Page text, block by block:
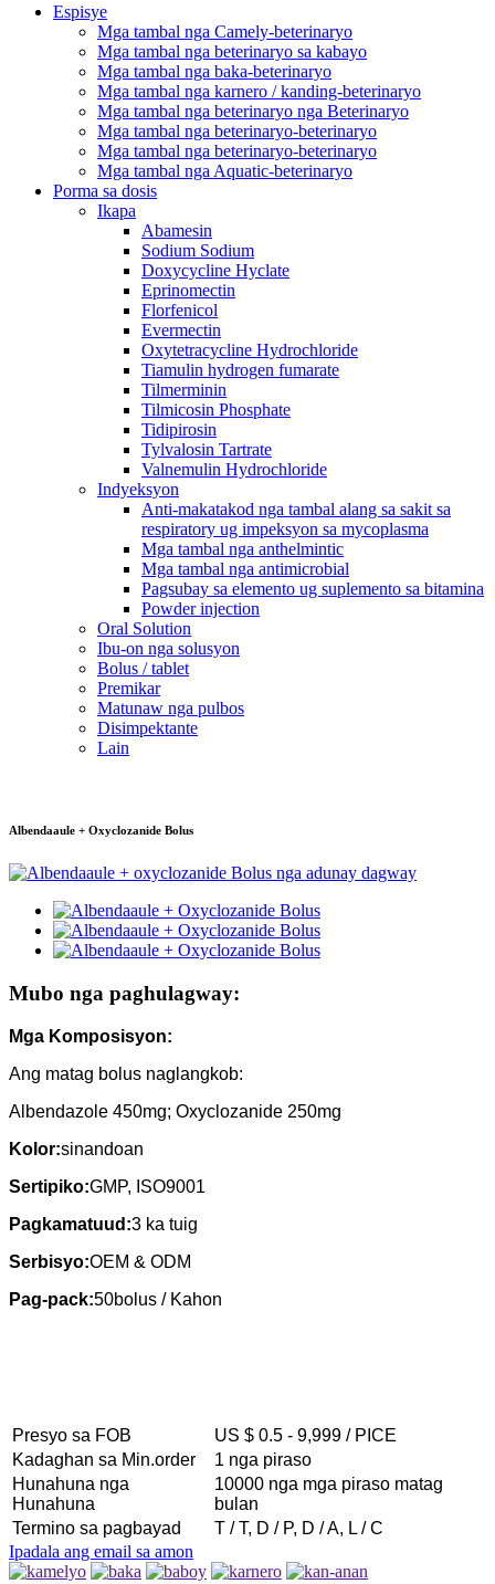
Espisye
Mga tambal nga Camely-beterinaryo
Mga tambal nga beterinaryo sa kabayo
Mga tambal nga baka-beterinaryo
Mga tambal nga karnero / kanding-beterinaryo
Mga tambal nga beterinaryo nga Beterinaryo
Mga tambal nga beterinaryo-beterinaryo
Mga tambal nga beterinaryo-beterinaryo
Mga tambal nga Aquatic-beterinaryo
Porma sa dosis
Ikapa
Abamesin
Sodium Sodium
Doxycycline Hyclate
Eprinomectin
Florfenicol
Evermectin
Oxytetracycline Hydrochloride
Tiamulin hydrogen fumarate
Tilmerminin
Tilmicosin Phosphate
Tidipirosin
Tylvalosin Tartrate
Valnemulin Hydrochloride
Indyeksyon
Anti-makatakod nga tambal alang sa sakit sa
respiratory ug impeksyon sa mycoplasma
Mga tambal nga anthelmintic
Mga tambal nga antimicrobial
Pagsubay sa elemento ug suplemento sa bitamina
Powder injection
Oral Solution
Ibu-on nga solusyon
Bolus / tablet
Premikar
Matunaw nga pulbos
Disimpektante
Lain
Albendaaule + Oxyclozanide Bolus
Mubo nga paghulagway:
Mga Komposisyon:
Ang matag bolus naglangkob:
Albendazole 450mg; Oxyclozanide 250mg
Kolor:sinandoan
Sertipiko:GMP, ISO9001
Pagkamatuud:3 ka tuig
Serbisyo:OEM & ODM
Pag-pack:50bolus / Kahon
Presyo sa FOB
US $ 0.5 - 9,999 / PICE
Kadaghan sa Min.order
1 nga piraso
Hunahuna nga
Hunahuna
10000 nga mga piraso matag
bulan
Termino sa pagbayad
T / T, D / P, D / A, L / C
Ipadala ang email sa amon